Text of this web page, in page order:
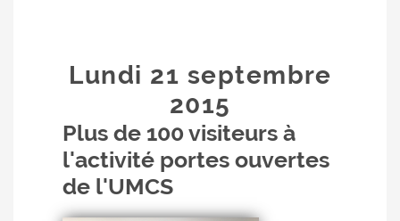
Lundi 21 septembre
2015
Plus de 100 visiteurs à
l'activité portes ouvertes
de l'UMCS